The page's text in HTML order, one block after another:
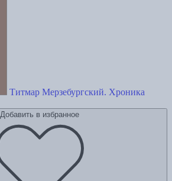
Титмар Мерзебургский. Хроника
Добавить в избранное